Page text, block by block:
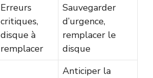
Erreurs
critiques,
disque à
remplacer
Sauvegarder
d’urgence,
remplacer le
disque
Anticiper la